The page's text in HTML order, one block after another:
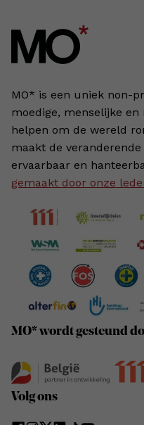
MO* is een uniek non-
moedige, menselijke
helpen om de wereld
maakt de
ervaarbaar en
gemaakt door onze
MO* wordt gesteund
Volg ons